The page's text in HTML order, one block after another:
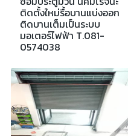
ติดตั้งใหม่รื้อบานแบ่งออก
ติดบานเต็มเป็นระบบ
มอเตอร์ไฟฟ้า T.081-
0574038